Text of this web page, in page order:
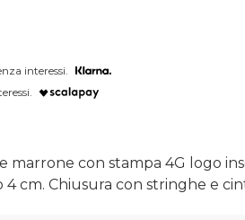
interessi.
marrone con stampa 4G logo
4 cm. Chiusura con stringhe e